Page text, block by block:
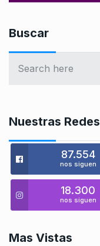
Buscar
Nuestras Redes
87.554
nos siguen
18.300
nos siguen
Mas Vistas